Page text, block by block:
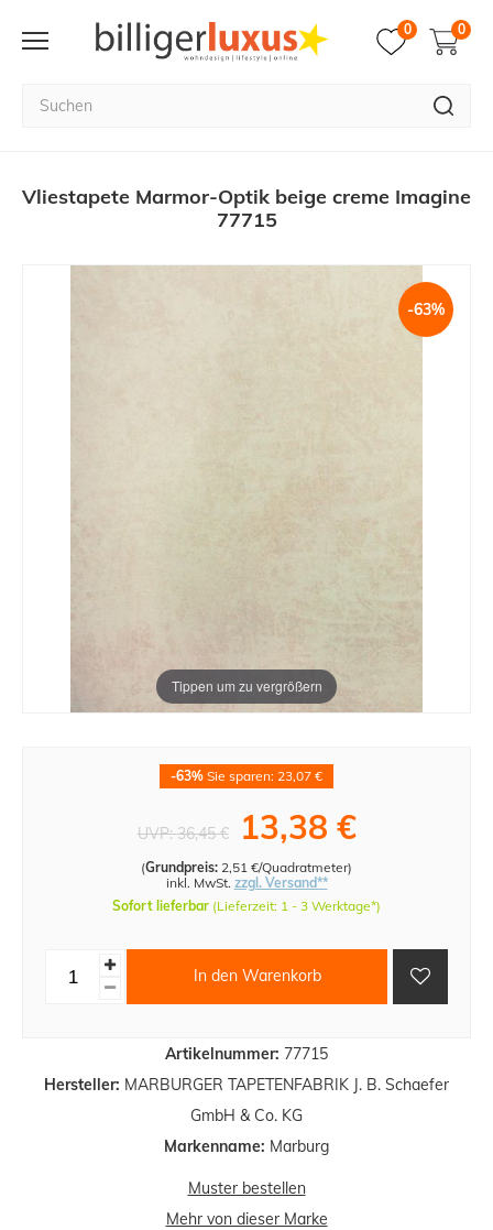
0 0
Vliestapete Marmor-Optik beige creme Imagine
77715
Tippen um zu vergrößern
-63%
Artikelnummer: 77715
Hersteller: MARBURGER TAPETENFABRIK J. B. Schaefer
GmbH & Co. KG
Markenname: Marburg
-63% Sie sparen: 23,07 €
UVP:36,45 € 13,38 €
(Grundpreis: 2,51 €/Quadratmeter)
inkl. MwSt. zzgl. Versand**
Sofort lieferbar (Lieferzeit: 1 - 3 Werktage*)
In den Warenkorb
Muster bestellen
Mehr von dieser Marke